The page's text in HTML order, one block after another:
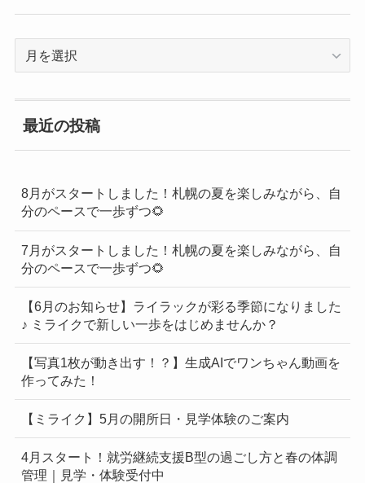
一
覧
最近の投稿
8月がスタートしました！札幌の夏を楽しみながら、自
分のペースで一歩ずつ🌻
7月がスタートしました！札幌の夏を楽しみながら、自
分のペースで一歩ずつ🌻
【6月のお知らせ】ライラックが彩る季節になりました
♪ ミライクで新しい一歩をはじめませんか？
【写真1枚が動き出す！？】生成AIでワンちゃん動画を
作ってみた！
【ミライク】5月の開所日・見学体験のご案内
4月スタート！就労継続支援B型の過ごし方と春の体調
管理｜見学・体験受付中